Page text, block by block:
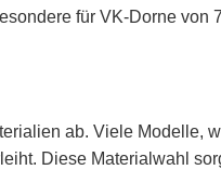
für VK-Dorne von
ab. Viele Modelle,
Diese Materialwahl